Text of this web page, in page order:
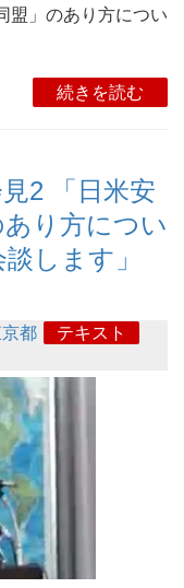
盟」のあり方につい
続きを読む
2 「日米安
り方につい
します」
都
テキスト